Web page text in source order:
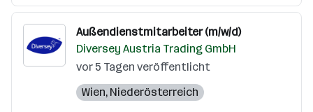
Außendienstmitarbeiter (m/w/d)
Diversey Austria Trading GmbH
vor 5 Tagen veröffentlicht
Wien, Niederösterreich